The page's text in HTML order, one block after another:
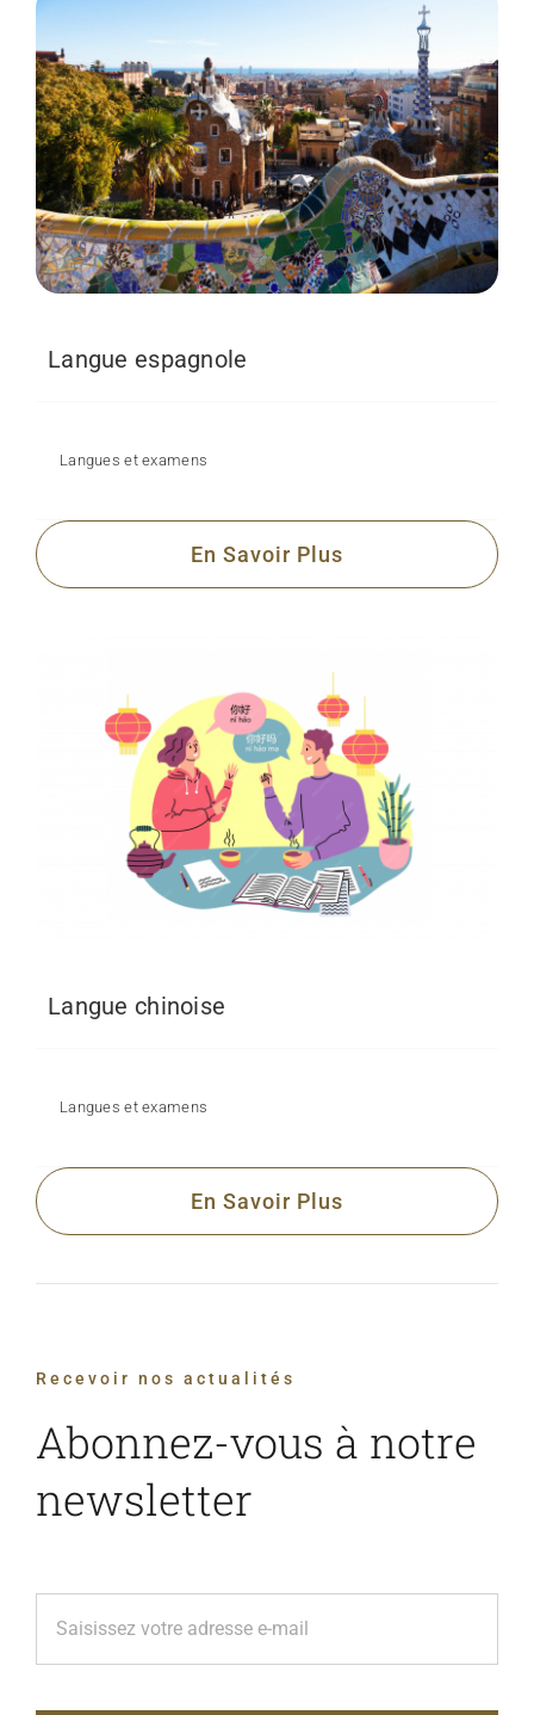
Langue espagnole
Langues et examens
En Savoir Plus
Langue chinoise
Langues et examens
En Savoir Plus
Recevoir nos actualités
Abonnez-vous à notre
newsletter